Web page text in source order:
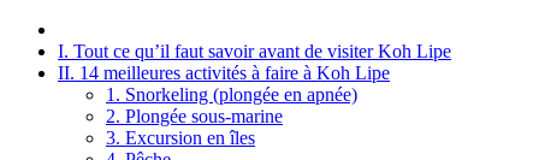
I. Tout ce qu’il faut savoir avant de visiter Koh Lipe
II. 14 meilleures activités à faire à Koh Lipe
1. Snorkeling (plongée en apnée)
2. Plongée sous-marine
3. Excursion en îles